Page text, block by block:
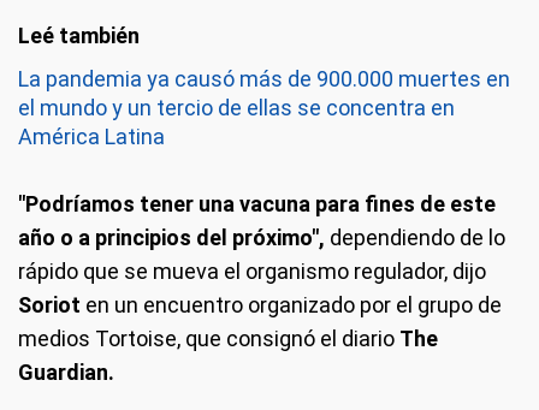
La pandemia ya causó más de 900.000 muertes en
el mundo y un tercio de ellas se concentra en
América Latina
"Podríamos tener una vacuna para fines de este
año o a principios del próximo", dependiendo de lo
rápido que se mueva el organismo regulador, dijo
Soriot en un encuentro organizado por el grupo de
medios Tortoise, que consignó el diario The
Guardian.